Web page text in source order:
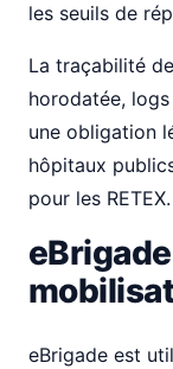
les seuils de
La traçabilité
horodatée,
une obligation
hôpitaux
pour les RETEX.
eBrigade est